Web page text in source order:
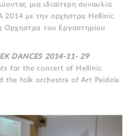
μια ιδιαίτερη συναυλία
2014 με την ορχήστρα Ηellinic
Oρχήστρα του Εργαστηρίου
DANCES 2014-11- 29
for the concert of Ηellinic
the folk orchestra of Art Paideia